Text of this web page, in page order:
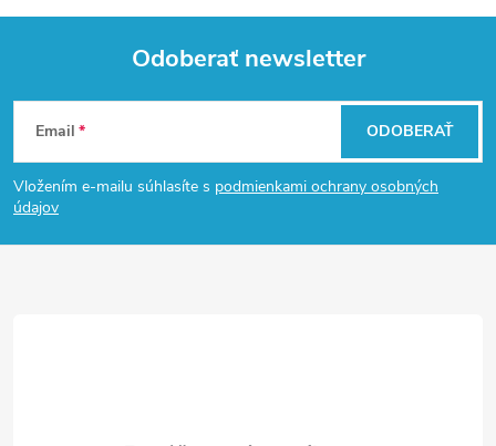
Z
á
p
Odoberať newsletter
Email
Vložením e-mailu súhlasíte s podmienkami ochrany osobných
údajov
ODOBERAŤ